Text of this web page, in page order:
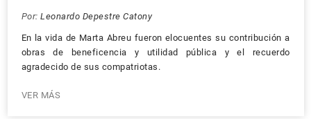
Por: Leonardo Depestre Catony
En la vida de Marta Abreu fueron elocuentes su contribución a
obras de beneficencia y utilidad pública y el recuerdo
agradecido de sus compatriotas.
VER MÁS